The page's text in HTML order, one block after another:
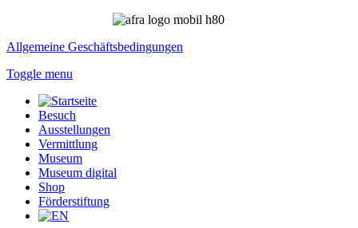
Allgemeine Geschäftsbedingungen
Toggle menu
Besuch
Ausstellungen
Vermittlung
Museum
Museum digital
Shop
Förderstiftung